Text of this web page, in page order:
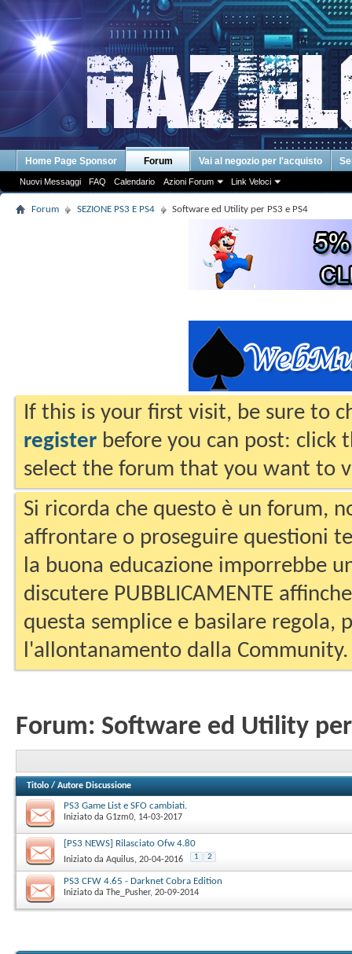
Home Page Sponsor Forum
Nuovi Messaggi FAQ Calendario Azioni Forum Link Veloci
Vai al negozio per l'acquisto
Forum SEZIONE PS3 E PS4 Software ed Utility per PS3 e PS4
If this is your first visit, be sure to
register before you can post: click
select the forum that you want to
Si ricorda che questo è un forum,
affrontare o proseguire questioni
la buona educazione imporrebbe
discutere PUBBLICAMENTE
questa semplice e basilare regola,
l'allontanamento dalla Community.
Forum: Software ed Utility per
Titolo / Autore Discussione
PS3 Game List e SFO cambiati.
Iniziato da G1zm0‎, 14-03-2017
[PS3 NEWS] Rilasciato Ofw 4.80
Iniziato da Aquilus‎, 20-04-2016 1 2
PS3 CFW 4.65 - Darknet Cobra Edition
Iniziato da The_Pusher‎, 20-09-2014